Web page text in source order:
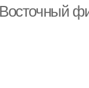
Восточный